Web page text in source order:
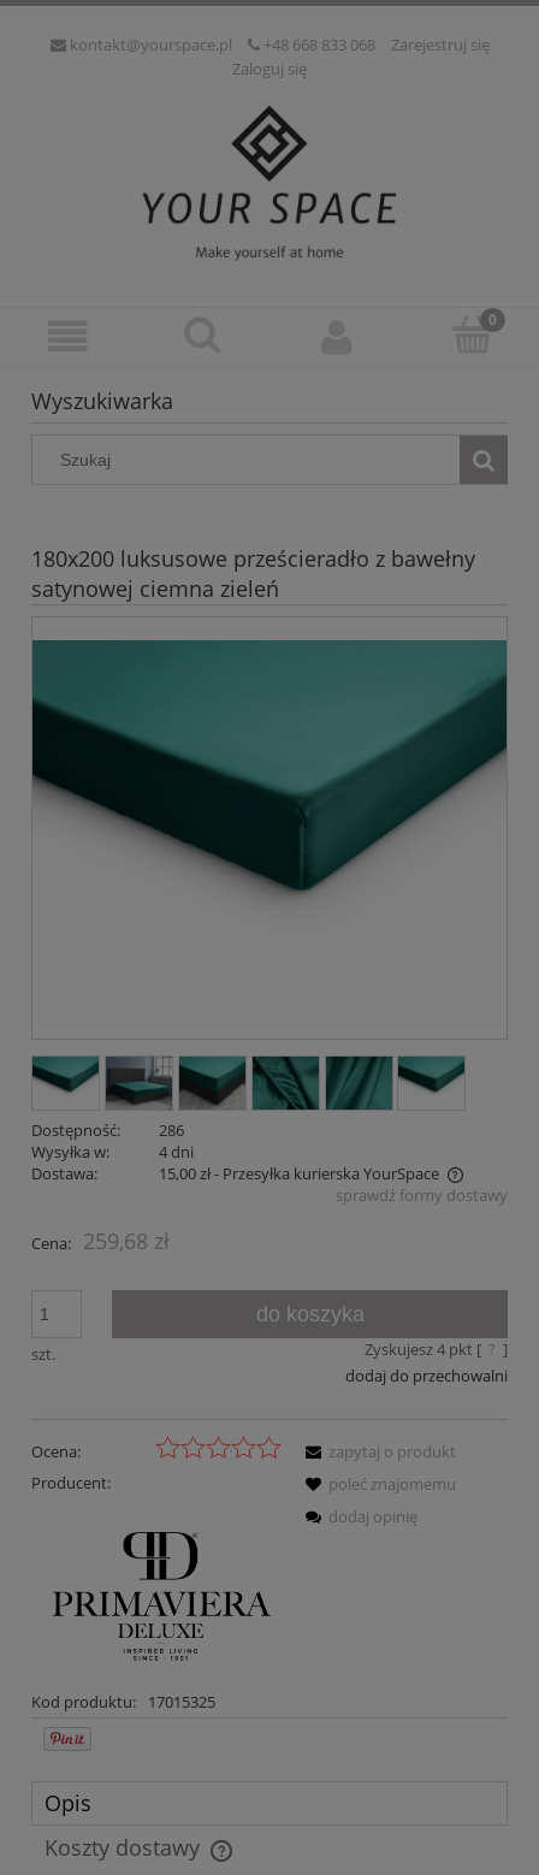
kontakt@yourspace.pl +48 668 833 068
Zarejestruj się
Zaloguj się
Wyszukiwarka
180x200 luksusowe prześcieradło z bawełny
satynowej ciemna zieleń
Dostępność:
286
Wysyłka w:
4 dni
Dostawa:
15,00 zł- Przesyłka kurierska YourSpace
Cena nie zawiera ewentualnych kosztów płatnościsprawdź formy dostawy
Cena: 259,68 zł
szt.
do koszyka
Zyskujesz4pkt [ ? ]
dodaj do przechowalni
Ocena:
Producent:
Kod produktu: 17015325
zapytaj o produkt
poleć znajomemu
dodaj opinię
Opis
Koszty dostawy
Cena nie zawiera ewentualnych kosztów płatności